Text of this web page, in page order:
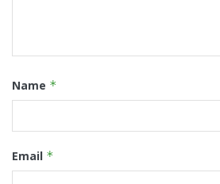
Name *
Email *